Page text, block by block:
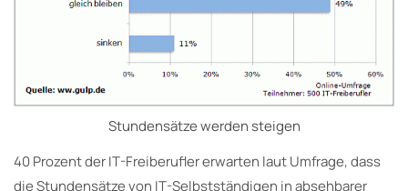
Stundensätze werden steigen
40 Prozent der IT-Freiberufler erwarten laut Umfrage, dass
die Stundensätze von IT-Selbstständigen in absehbarer